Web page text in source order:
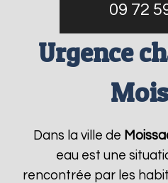
09 72
Urgence
Dans la ville de
eau est une
rencontrée par les